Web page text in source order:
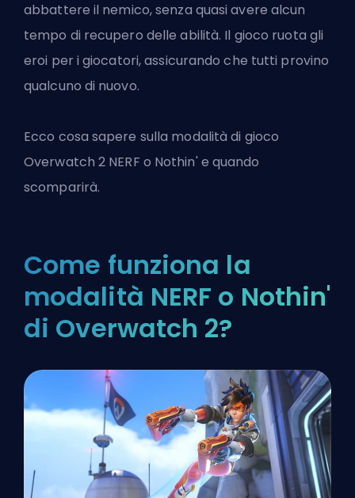
abbattere il nemico, senza quasi avere alcun
tempo di recupero delle abilità. Il gioco ruota gli
eroi per i giocatori, assicurando che tutti provino
qualcuno di nuovo.
Ecco cosa sapere sulla modalità di gioco
Overwatch 2 NERF o Nothin' e quando
scomparirà.
Come funziona la
modalità NERF o Nothin'
di Overwatch 2?